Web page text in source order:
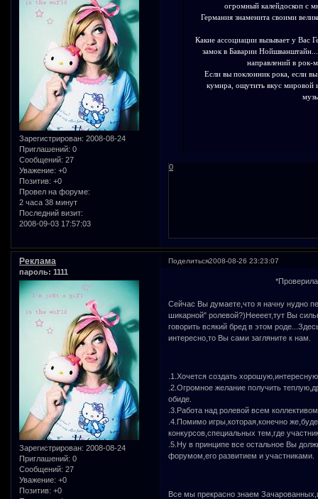
Зарегистрирован: 2008-08-24
Приглашений: 0
Сообщений: 27
Уважение: +0
Позитив: +0
Провел на форуме:
2 часа 38 минут
Последний визит:
2008-09-03 17:57:03
огромный калейдоскоп с
Германия знаменита своими
Какие ассоциации вызывает у Вас
замок в Баварии
направлений в рок-
Если вы поклонник рока, если
кумира, ощутить вкус мировой
0
Поделиться2008-08-26 23:23:07
Реклама
пароль: 1111
Зарегистрирован: 2008-08-24
Приглашений: 0
Сообщений: 27
Уважение: +0
Позитив: +0
Сейчас Вы думаете,что я начну нудно
шикарной" ролевой?)Неееет,тут Вы
говорить всякий бред в этом
интересно,то Вы сами загляните к нам.
.1.Хочется создать
.2.Огромное желание получить
обиде.
.3.Работа над ролевой всем
.4.Помимо игры,которая,конечно
конкурсов,специальных тем,где
.5.Ну в принципе все остальное Вы
форумом,его развитием и участниками.
Все мы прекрасно знаем